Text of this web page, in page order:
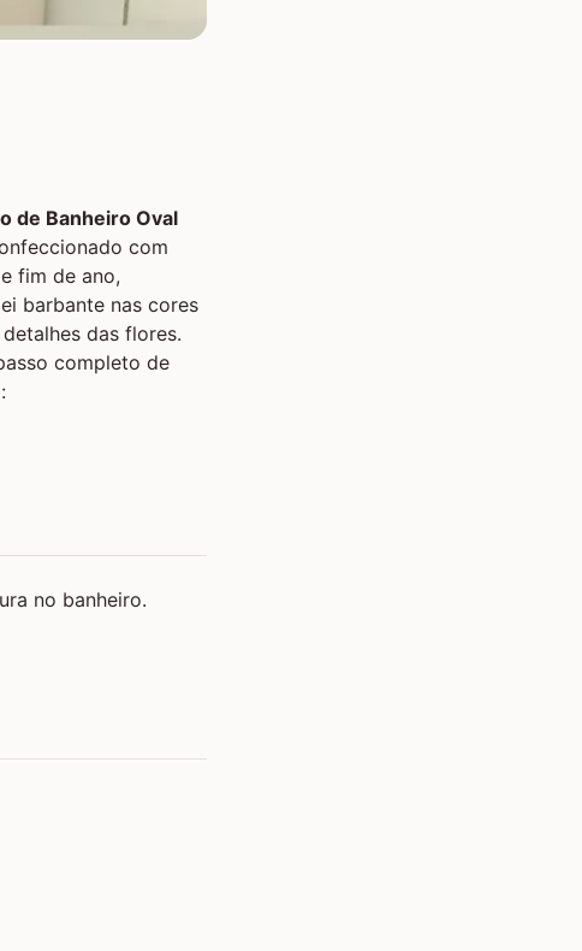
de Banheiro Oval
com
fim de ano,
barbante nas cores
das flores.
completo de
no banheiro.